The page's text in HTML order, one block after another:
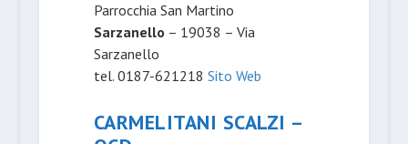
Parrocchia San Martino
Sarzanello – 19038 – Via
Sarzanello
tel. 0187-621218 Sito Web
CARMELITANI SCALZI –